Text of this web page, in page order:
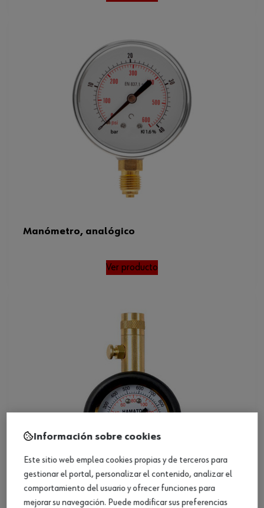
Manómetro, analógico
Ver producto
Manómetro Economy
Información sobre cookies
Este sitio web emplea cookies propias y de terceros para
gestionar el portal, personalizar el contenido, analizar el
comportamiento del usuario y ofrecer funciones para
mejorar su navegación. Puede modificar sus preferencias